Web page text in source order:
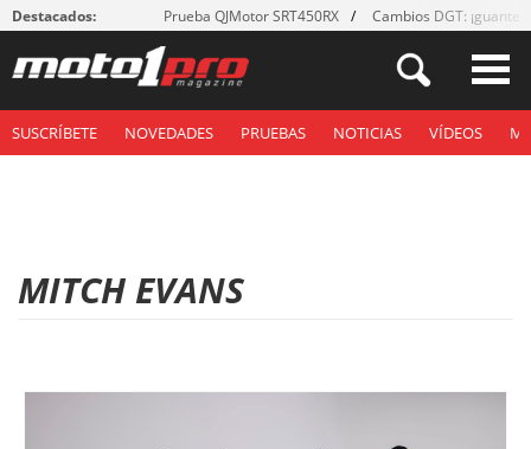
Destacados: Prueba QJMotor SRT450RX Cambios DGT: ¡guantes!
SUSCRÍBETE NOVEDADES PRUEBAS NOTICIAS VÍDEOS
MITCH EVANS